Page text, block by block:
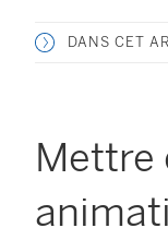
DANS CET
Mettre